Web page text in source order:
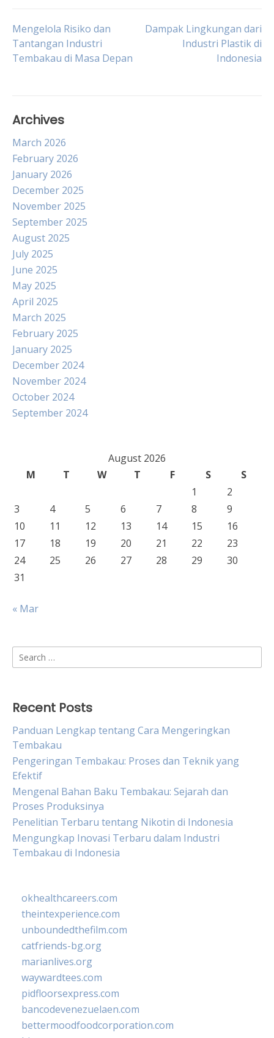
Post
navigation
Mengelola Risiko dan
Tantangan Industri
Tembakau di Masa Depan
Dampak Lingkungan dari
Industri Plastik di
Indonesia
Archives
March 2026
February 2026
January 2026
December 2025
November 2025
September 2025
August 2025
July 2025
June 2025
May 2025
April 2025
March 2025
February 2025
January 2025
December 2024
November 2024
October 2024
September 2024
August 2026
M
T W T F S
S
1
2
3
4 5 6 7 8
9
10
11 12 13 14 15
16
17
18 19 20 21 22
23
24
25 26 27 28 29
30
31
« Mar
Search
for:
Recent Posts
Panduan Lengkap tentang Cara Mengeringkan
Tembakau
Pengeringan Tembakau: Proses dan Teknik yang
Efektif
Mengenal Bahan Baku Tembakau: Sejarah dan
Proses Produksinya
Penelitian Terbaru tentang Nikotin di Indonesia
Mengungkap Inovasi Terbaru dalam Industri
Tembakau di Indonesia
okhealthcareers.com
theintexperience.com
unboundedthefilm.com
catfriends-bg.org
marianlives.org
waywardtees.com
pidfloorsexpress.com
bancodevenezuelaen.com
bettermoodfoodcorporation.com